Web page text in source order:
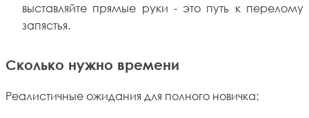
выставляйте прямые руки - это путь к перелому
запястья.
Сколько нужно времени
Реалистичные ожидания для полного новичка: